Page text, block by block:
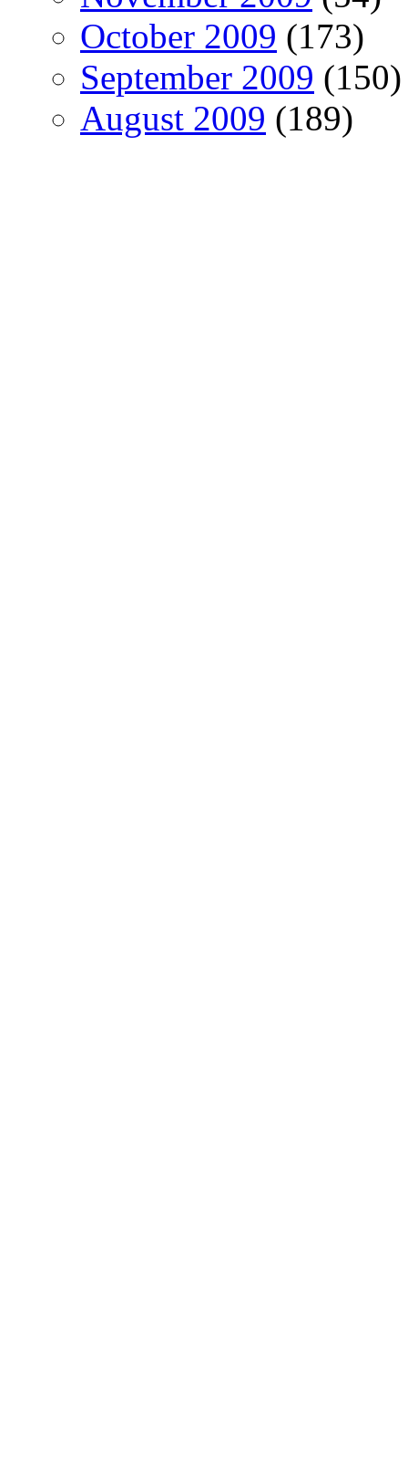
October 2009 (173)
September 2009 (150)
August 2009 (189)